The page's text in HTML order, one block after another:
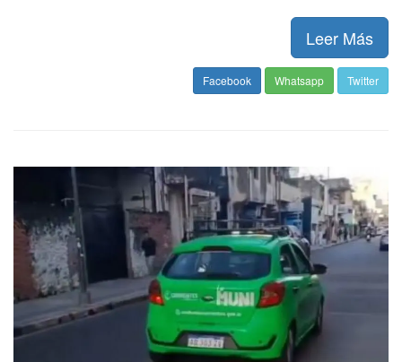
Leer Más
Facebook Whatsapp Twitter